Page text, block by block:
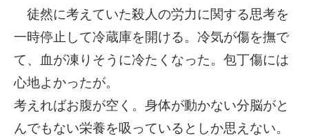
徒然に考えていた殺人の労力に関する思考を
一時停止して冷蔵庫を開ける。冷気が傷を撫で
て、血が凍りそうに冷たくなった。包丁傷には
心地よかったが。
考えればお腹が空く。身体が動かない分脳がと
んでもない栄養を吸っているとしか思えない。